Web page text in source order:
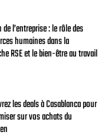
l’entreprise : le rôle des
humaines dans la
RSE et le bien-être au travail
les deals à Casablanca pour
sur vos achats du